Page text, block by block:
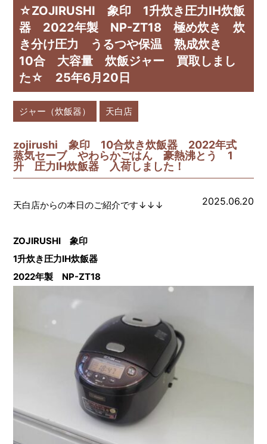
☆ZOJIRUSHI 象印 1升炊き圧力IH炊飯
器 2022年製 NP-ZT18 極め炊き 炊
き分け圧力 うるつや保温 熟成炊き
10合 大容量 炊飯ジャー 買取しまし
た☆ 25年6月20日
ジャー（炊飯器） 天白店
zojirushi 象印 10合炊き炊飯器 2022年式
蒸気セーブ やわらかごはん 豪熱沸とう 1
升 圧力IH炊飯器 入荷しました！
2025.06.20
天白店からの本日のご紹介です↓↓↓
ZOJIRUSHI 象印
1升炊き圧力IH炊飯器
2022年製 NP-ZT18